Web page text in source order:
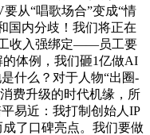
从“唱歌场合”变成“情
国内分歧！我们将正在
收入强绑定——员工要
体例，我们砸1亿做AI
什么？对于人物“出圈-
费升级的时代机缘，所
易近：我打制创始人IP
了口碑亮点。我们要做